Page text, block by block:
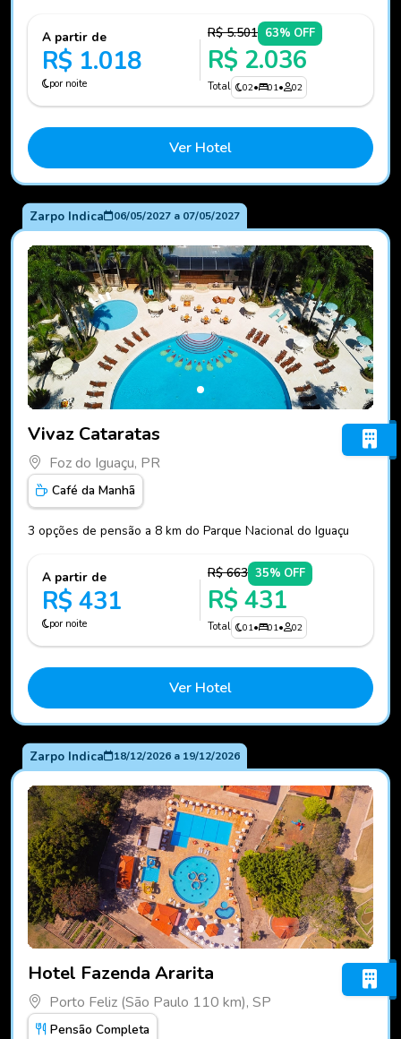
A partir de
R$ 1.018
por noite
R$ 5.501 63% OFF
R$ 2.036
Total 02• 01• 02
Ver Hotel
Zarpo Indica 06/05/2027a 07/05/2027
Vivaz Cataratas
Foz do Iguaçu, PR
Café da Manhã
3 opções de pensão a 8 km do Parque Nacional do Iguaçu
A partir de
R$ 431
por noite
R$ 663 35% OFF
R$ 431
Total 01• 01• 02
Ver Hotel
Zarpo Indica 18/12/2026a 19/12/2026
Hotel Fazenda Ararita
Porto Feliz (São Paulo 110 km), SP
Pensão Completa